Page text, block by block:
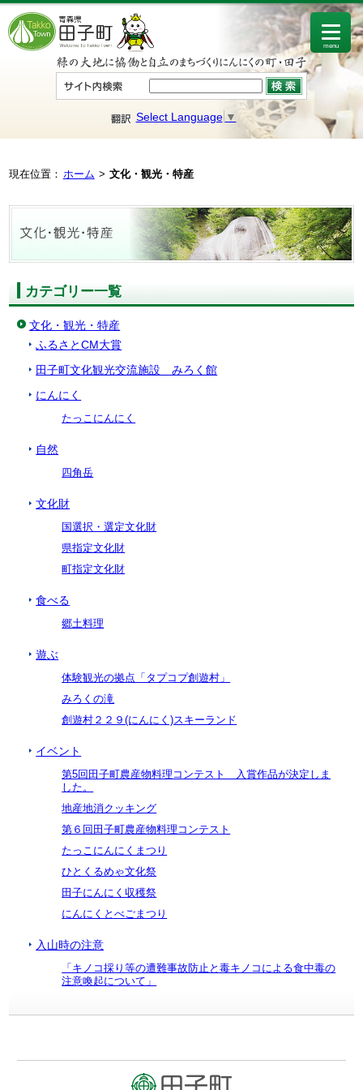
Select Language ▼
menu
現在位置： ホーム 文化・観光・特産
カテゴリー一覧
文化・観光・特産
ふるさとCM大賞
田子町文化観光交流施設 みろく館
にんにく
たっこにんにく
自然
四角岳
文化財
国選択・選定文化財
県指定文化財
町指定文化財
食べる
郷土料理
遊ぶ
体験観光の拠点「タプコプ創遊村」
みろくの滝
創遊村２２９(にんにく)スキーランド
イベント
第5回田子町農産物料理コンテスト 入賞作品が決定しま
した。
地産地消クッキング
第６回田子町農産物料理コンテスト
たっこにんにくまつり
ひとくるめゃ文化祭
田子にんにく収穫祭
にんにくとべごまつり
入山時の注意
「キノコ採り等の遭難事故防止と毒キノコによる食中毒の
注意喚起について」